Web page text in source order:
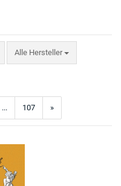
Alle Hersteller
... 107 »